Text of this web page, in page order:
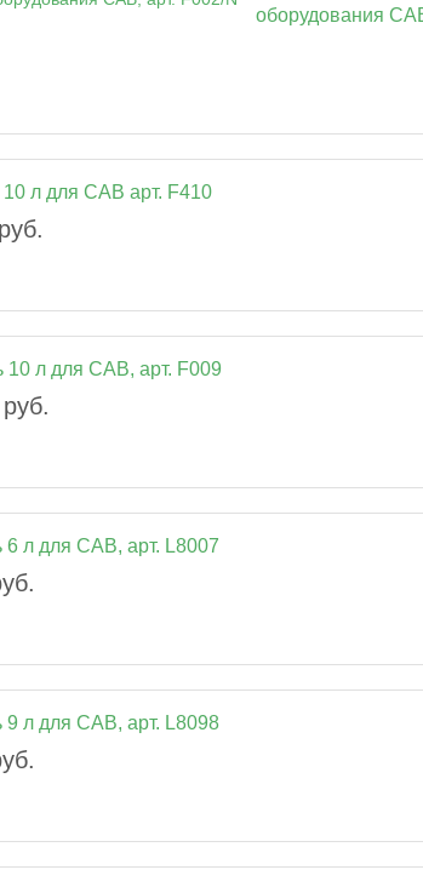
оборудования
л для CAB арт. F410
10 л для CAB, арт. F009
6 л для CAB, арт. L8007
9 л для CAB, арт. L8098